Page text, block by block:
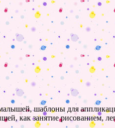
шаблоны для
как занятие рисованием,